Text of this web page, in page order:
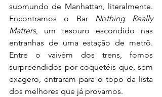
submundo de Manhattan, literalmente.
Encontramos o Bar Nothing Really
Matters, um tesouro escondido nas
entranhas de uma estação de metrô.
Entre o vaivém dos trens, fomos
surpreendidos por coquetéis que, sem
exagero, entraram para o topo da lista
dos melhores que já provamos.